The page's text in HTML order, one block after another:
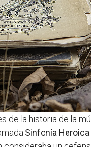
de la historia de la
Sinfonía Heroica